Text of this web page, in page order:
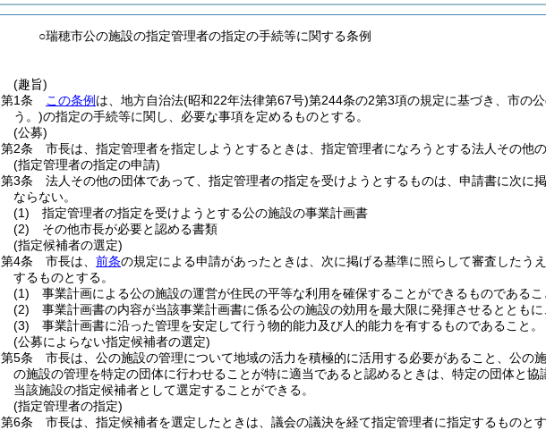
○瑞穂市公の施設の指定管理者の指定の手続等に関する条例
(趣旨)
第1条
この条例 は、地方自治法(昭和22年法律第67号)第244条の2第3項の規定に基づき、市の
う。)の指定の手続等に関し、必要な事項を定めるものとする。
(公募)
第2条
市長は、指定管理者を指定しようとするときは、指定管理者になろうとする法人その他
(指定管理者の指定の申請)
第3条
法人その他の団体であって、指定管理者の指定を受けようとするものは、申請書に次に
ならない。
(1)
指定管理者の指定を受けようとする公の施設の事業計画書
(2)
その他市長が必要と認める書類
(指定候補者の選定)
第4条
市長は、 前条の規定による申請があったときは、次に掲げる基準に照らして審査したう
するものとする。
(1)
事業計画による公の施設の運営が住民の平等な利用を確保することができるものであるこ
(2)
事業計画書の内容が当該事業計画書に係る公の施設の効用を最大限に発揮させるととも
(3)
事業計画書に沿った管理を安定して行う物的能力及び人的能力を有するものであること。
(公募によらない指定候補者の選定)
第5条
市長は、公の施設の管理について地域の活力を積極的に活用する必要があること、公の
の施設の管理を特定の団体に行わせることが特に適当であると認めるときは、特定の団体と
当該施設の指定候補者として選定することができる。
(指定管理者の指定)
第6条
市長は、指定候補者を選定したときは、議会の議決を経て指定管理者に指定するものとす